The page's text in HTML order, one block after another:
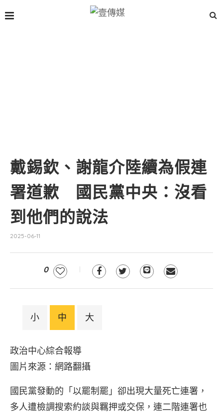
戴錫欽、謝龍介陸續為假連
署道歉 國民黨中央：沒看
到他們的說法
2025-06-11
0
小 中 大
政治中心綜合報導
圖片來源：網路翻攝
國民黨發動的「以罷制罷」卻出現大量死亡連署，
多人遭檢調搜索約談與羈押或交保，連二階連署也